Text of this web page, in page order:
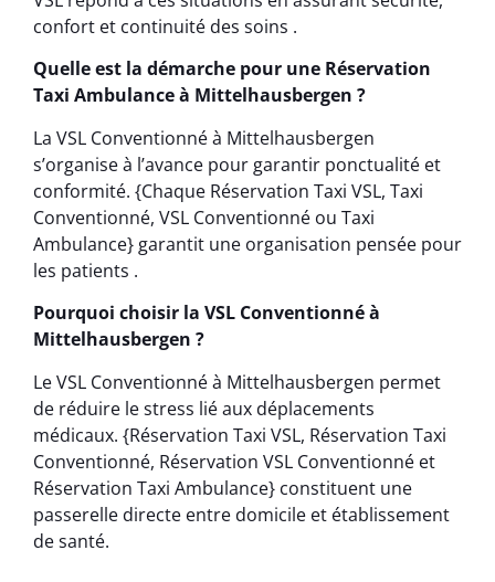
confort et continuité des soins .
Quelle est la démarche pour une Réservation
Taxi Ambulance à Mittelhausbergen ?
La VSL Conventionné à Mittelhausbergen
s’organise à l’avance pour garantir ponctualité et
conformité. {Chaque Réservation Taxi VSL, Taxi
Conventionné, VSL Conventionné ou Taxi
Ambulance} garantit une organisation pensée pour
les patients .
Pourquoi choisir la VSL Conventionné à
Mittelhausbergen ?
Le VSL Conventionné à Mittelhausbergen permet
de réduire le stress lié aux déplacements
médicaux. {Réservation Taxi VSL, Réservation Taxi
Conventionné, Réservation VSL Conventionné et
Réservation Taxi Ambulance} constituent une
passerelle directe entre domicile et établissement
de santé.